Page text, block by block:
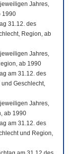
Jahres,
1990
31.12. des
Region, ab
Jahres,
ab 1990
am 31.12. des
Geschlecht,
Jahres,
ab 1990
am 31.12. des
und Region,